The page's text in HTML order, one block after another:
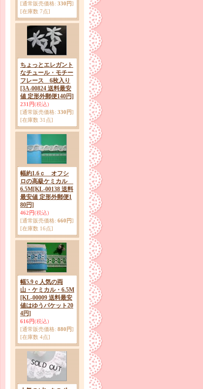
[通常販売価格: 330円]
[在庫数 7点]
ちょっとエレガント
なチュール・モチー
フレース 6枚入り
[3A-00824 送料最安
値 定形外郵便140円]
231円(税込)
[通常販売価格: 330円]
[在庫数 31点]
幅約1.6ｃ オフシ
ロの高級ケミカル
6.5M[KL-00138 送料
最安値 定形外郵便1
80円]
462円(税込)
[通常販売価格: 660円]
[在庫数 16点]
幅5.9ｃ人気の両
山・ケミカル・6.5M
[KL-00009 送料最安
値はゆうパケット20
4円]
616円(税込)
[通常販売価格: 880円]
[在庫数 4点]